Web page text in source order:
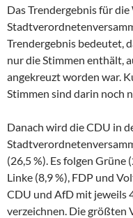
Das Trendergebnis für die
Trendergebnis bedeutet,
nur die Stimmen enthält,
angekreuzt worden war.
Stimmen sind darin noch
Danach wird die CDU in
(26,5 %). Es folgen Grüne
Linke (8,9 %), FDP und
CDU und AfD mit jeweils
verzeichnen. Die größten